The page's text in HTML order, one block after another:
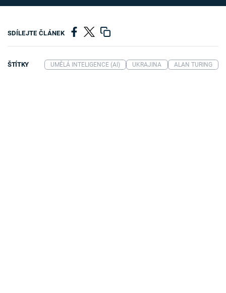
SDÍLEJTE ČLÁNEK
ŠTÍTKY UMĚLÁ INTELIGENCE (AI) UKRAJINA ALAN TURING